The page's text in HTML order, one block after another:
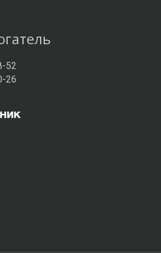
52
26